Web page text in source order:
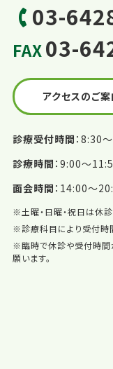
03-
FAX03-
アクセスのご案
診療受付時間 8:30
診療時間 9:00〜
面会時間 14:00〜
※土曜・日曜・祝日は休診
※診療科目により受付時
※臨時で休診や受付時間
願います。